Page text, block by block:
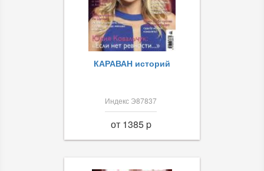
КАРАВАН историй
Индекс Э87837
от 1385 p